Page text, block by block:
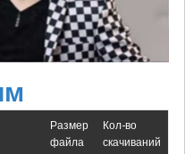
Размер
файла
Кол-во
скачиваний